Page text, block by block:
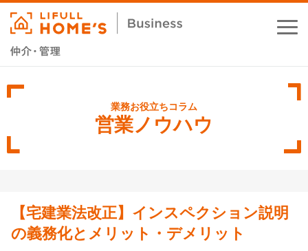
業務支援サービス
資料ダウンロード
営業ノウハウ
【宅建業法改正】インスペクション説明
の義務化とメリット・デメリット